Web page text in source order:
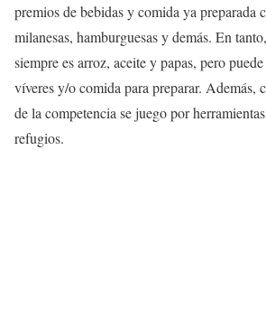
premios de bebidas y comida ya preparada
milanesas, hamburguesas y demás. En
siempre es arroz, aceite y papas, pero
víveres y/o comida para preparar. Además,
de la competencia se juego por
refugios.